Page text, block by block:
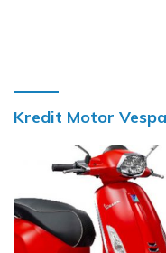
Kredit Motor